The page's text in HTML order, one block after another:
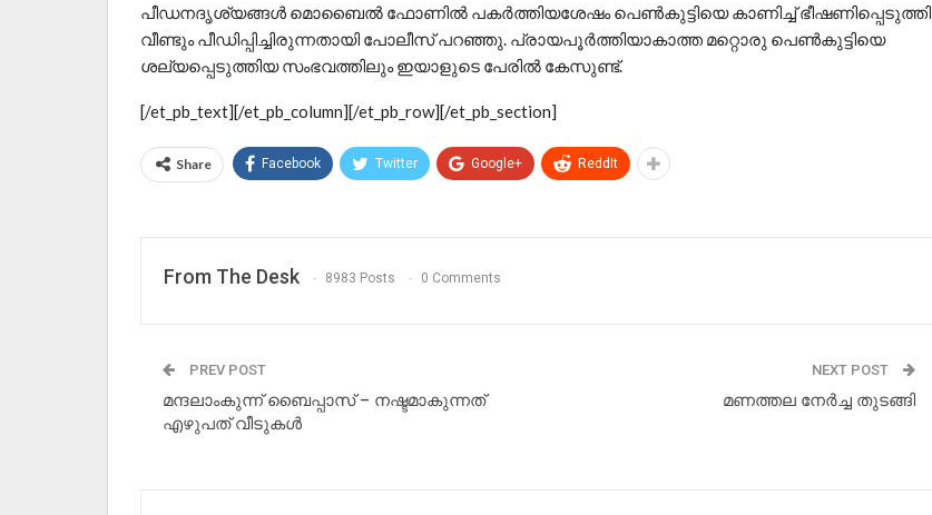
പീഡനദൃശ്യങ്ങൾ മൊബൈൽ ഫോണിൽ പകർത്തിയശേഷം പെൺകുട്ടിയെ കാണിച്ച് ഭീഷണിപ്പെടുത്തി
വീണ്ടും പീഡിപ്പിച്ചിരുന്നതായി പോലീസ് പറഞ്ഞു. പ്രായപൂർത്തിയാകാത്ത മറ്റൊരു പെൺകുട്ടിയെ
ശല്യപ്പെടുത്തിയ സംഭവത്തിലും ഇയാളുടെ പേരിൽ കേസുണ്ട്.
[/et_pb_text][/et_pb_column][/et_pb_row][/et_pb_section]
Share Facebook Twitter Google+ ReddIt
From The Desk 8983 Posts 0 Comments
PREV POST
മന്ദലാംകുന്ന് ബൈപ്പാസ് – നഷ്ടമാകുന്നത്
എഴുപത് വീടുകൾ
NEXT POST
മണത്തല നേർച്ച തുടങ്ങി